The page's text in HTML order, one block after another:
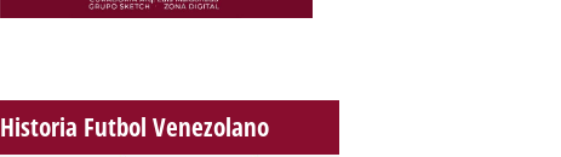
Historia Futbol Venezolano